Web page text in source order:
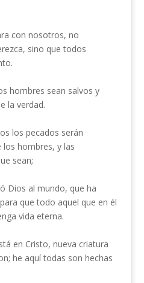
con nosotros, no
sino que todos
hombres sean salvos y
la verdad.
los pecados serán
hombres, y las
sean;
Dios al mundo, que ha
que todo aquel que en él
vida eterna.
en Cristo, nueva criatura
he aquí todas son hechas